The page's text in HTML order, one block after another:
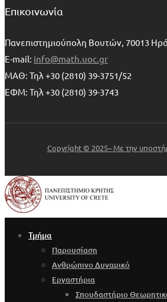
Επικοινωνία
Πανεπιστημιούπολη Βουτών, 70013
E-mail: info@math.uoc.gr
ΜΑΘ: Τηλ +30 (2810) 39-3751/52
ΕΦΜ: Τηλ +30 (2810) 39-3743
Copyright © 2025– Με την
Τμήμα
Παρουσίαση
Ανθρώπινο Δυναμικό
Εργαστήρια
Σπουδαστήριο